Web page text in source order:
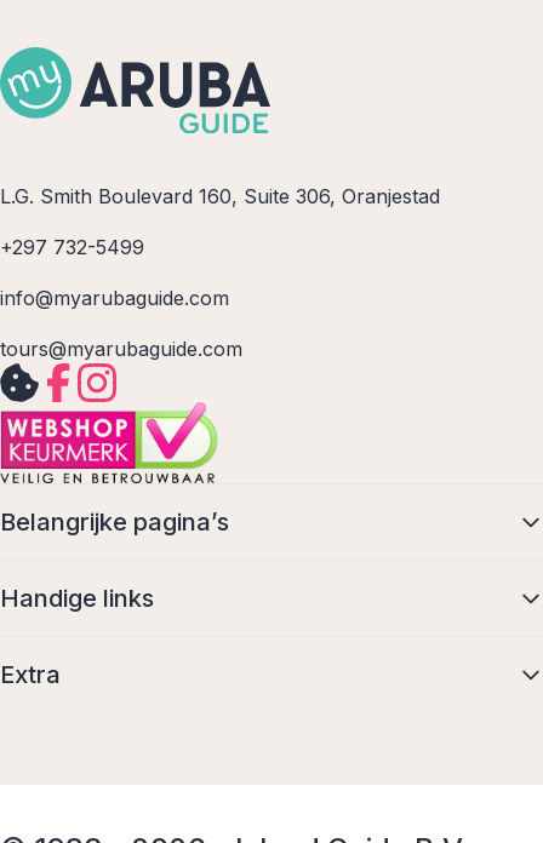
L.G. Smith Boulevard 160, Suite 306, Oranjestad
+297 732-5499
info@myarubaguide.com
tours@myarubaguide.com
Belangrijke pagina’s
Handige links
Extra